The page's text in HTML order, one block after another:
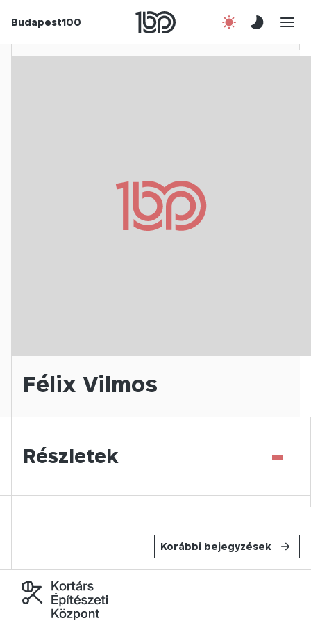
Budapest100 Rólunk
Korábbi évek
Félix Vilmos
Részletek -
Korábbi bejegyzések